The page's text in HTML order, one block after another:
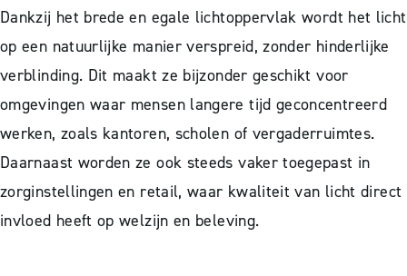
Dankzij het brede en egale lichtoppervlak wordt het licht
op een natuurlijke manier verspreid, zonder hinderlijke
verblinding. Dit maakt ze bijzonder geschikt voor
omgevingen waar mensen langere tijd geconcentreerd
werken, zoals kantoren, scholen of vergaderruimtes.
Daarnaast worden ze ook steeds vaker toegepast in
zorginstellingen en retail, waar kwaliteit van licht direct
invloed heeft op welzijn en beleving.